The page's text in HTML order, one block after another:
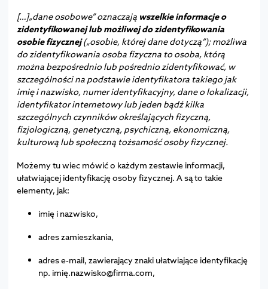
[…]„dane osobowe” oznaczają wszelkie informacje o
zidentyfikowanej lub możliwej do zidentyfikowania
osobie fizycznej(„osobie, której dane dotyczą”); możliwa
do zidentyfikowania osoba fizyczna to osoba, którą
można bezpośrednio lub pośrednio zidentyfikować, w
szczególności na podstawie identyfikatora takiego jak
imię i nazwisko, numer identyfikacyjny, dane o lokalizacji,
identyfikator internetowy lub jeden bądź kilka
szczególnych czynników określających fizyczną,
fizjologiczną, genetyczną, psychiczną, ekonomiczną,
kulturową lub społeczną tożsamość osoby fizycznej.
Możemy tu wiec mówić o każdym zestawie informacji,
ułatwiającej identyfikację osoby fizycznej. A są to takie
elementy, jak:
imię i nazwisko,
adres zamieszkania,
adres e-mail, zawierający znaki ułatwiające identyfikację
np. imię.nazwisko@firma.com,